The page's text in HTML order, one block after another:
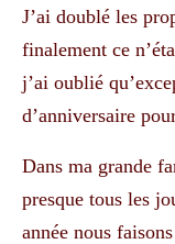
J’ai doublé les
finalement ce
j’ai oublié
d’anniversaire
Dans ma grande
presque tous les
année nous